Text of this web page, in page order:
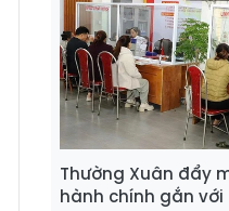
Thường Xuân đẩy
hành chính gắn với